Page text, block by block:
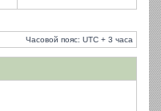
Часовой пояс: UTC + 3 часа